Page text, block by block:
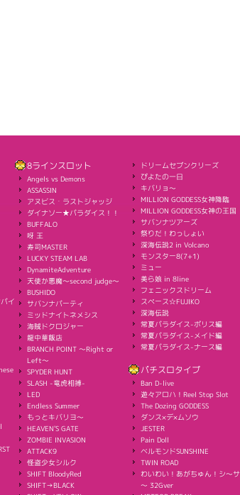
イ
8ラインスロット
Angels vs Demons
ASSASSIN
アヌビス・ラストジャッジ
ダイナソー★パラダイス！！
BUFFALO
呀 王
寿司MASTER
LUCKY STEAM LAB
DynamiteAdventure
天使か悪魔〜second judge〜
BUSHIDO
サバンナパーティ
ミッドナイトネメシス
海賊ドクロジャー
龍中華飯店
BRANCH POINT 〜Right or
Left〜
SPYDER HUNT
SLASH -竜虎相搏-
LED
Endless Summer
もっとキバリヨ～
HEAVEN'S GATE
ZOMBIE INVASION
ATTACK9
怪盗少女シルク
SHIFT BloodyRed
SHIFT→BLACK
ドリームセブンクリーズ
ぴよたの一日
キバリョ～
MILLION GODDESS女神降臨
MILLION GODDESS女神の王国
サバンナツアーズ
祭りだ！わっしょい
深海伝説2 in Volcano
モンスター8(7+1)
ミュー
美ら娘 in 8line
フェニックスドリーム
スペース☆FUJIKO
深海伝説
常夏パラダイス-ポリス編
常夏パラダイス-メイド編
常夏パラダイス-ナース編
パチスロタイプ
Ban D-live
遊々アロハ！Reel Stop Slot
The Dozing GODDESS
ダンス×デ×ムソウ
JESTER
Pain Doll
ベルモンドSUNSHINE
TWIN ROAD
わいわい！あがちゅん！シ～サ
～ 32Gver